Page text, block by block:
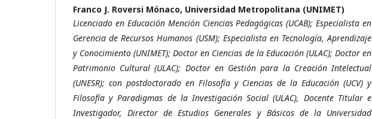
Franco J. Roversi Mónaco, Universidad Metropolitana (UNIMET)
Licenciado en Educación Mención Ciencias Pedagógicas (UCAB); Especialista en
Gerencia de Recursos Humanos (USM); Especialista en Tecnología, Aprendizaje
y Conocimiento (UNIMET); Doctor en Ciencias de la Educación (ULAC); Doctor en
Patrimonio Cultural (ULAC); Doctor en Gestión para la Creación Intelectual
(UNESR); con postdoctorado en Filosofía y Ciencias de la Educación (UCV) y
Filosofía y Paradigmas de la Investigación Social (ULAC), Docente Titular e
Investigador, Director de Estudios Generales y Básicos de la Universidad